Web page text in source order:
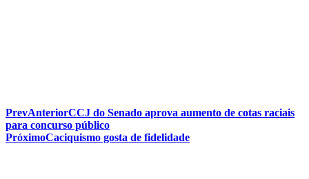
PrevAnteriorCCJ do Senado aprova aumento de cotas raciais
para concurso público
PróximoCaciquismo gosta de fidelidade